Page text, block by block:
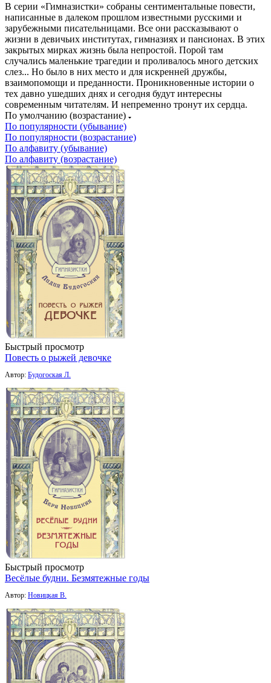
В серии «Гимназистки» собраны сентиментальные повести,
написанные в далеком прошлом известными русскими и
зарубежными писательницами. Все они рассказывают о
жизни в девичьих институтах, гимназиях и пансионах. В этих
закрытых мирках жизнь была непростой. Порой там
случались маленькие трагедии и проливалось много детских
слез... Но было в них место и для искренней дружбы,
взаимопомощи и преданности. Проникновенные истории о
тех давно ушедших днях и сегодня будут интересны
современным читателям. И непременно тронут их сердца.
По умолчанию (возрастание)
По популярности (убывание)
По популярности (возрастание)
По алфавиту (убывание)
По алфавиту (возрастание)
Быстрый просмотр
Повесть о рыжей девочке
Автор: Будогоская Л.
Быстрый просмотр
Весёлые будни. Безмятежные годы
Автор: Новицкая В.